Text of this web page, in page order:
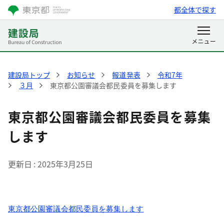
都全体で探す
建設局トップ お知らせ 報道発表
令和7年
３月
東京都公園審議会都民委員を募集します
東京都公園審議会都民委員を募集
します
更新日 2025年3月25日
東京都公園審議会都民委員を募集します